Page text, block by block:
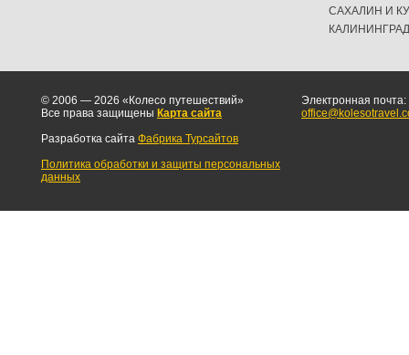
САХАЛИН И
КАЛИНИНГРАД
© 2006 — 2026 «Колесо путешествий»
Все права защищены Карта сайта
Разработка сайта Фабрика Турсайтов
Политика обработки и защиты персональных
данных
Электронная почта: